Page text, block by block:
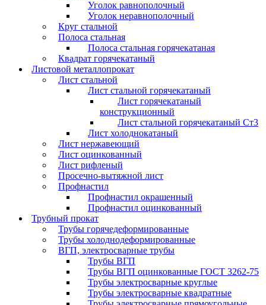
Уголок равнополочный
Уголок неравнополочный
Круг стальной
Полоса стальная
Полоса стальная горячекатаная
Квадрат горячекатаный
Листовой металлопрокат
Лист стальной
Лист стальной горячекатаный
Лист горячекатаный
конструкционный
Лист стальной горячекатаный Ст3
Лист холоднокатаный
Лист нержавеющий
Лист оцинкованный
Лист рифленый
Просечно-вытяжной лист
Профнастил
Профнастил окрашенный
Профнастил оцинкованный
Трубный прокат
Трубы горячедеформированные
Трубы холоднодеформированные
ВГП, электросварные трубы
Трубы ВГП
Трубы ВГП оцинкованные ГОСТ 3262-75
Трубы электросварные круглые
Трубы электросварные квадратные